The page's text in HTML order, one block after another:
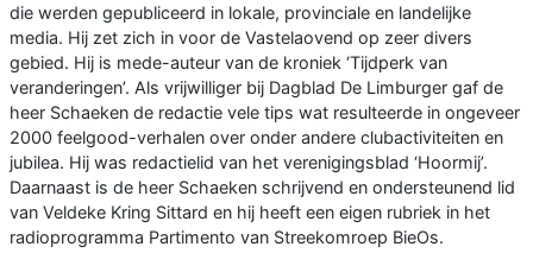
die werden gepubliceerd in lokale, provinciale en landelijke
media. Hij zet zich in voor de Vastelaovend op zeer divers
gebied. Hij is mede-auteur van de kroniek ‘Tijdperk van
veranderingen’. Als vrijwilliger bij Dagblad De Limburger gaf de
heer Schaeken de redactie vele tips wat resulteerde in ongeveer
2000 feelgood-verhalen over onder andere clubactiviteiten en
jubilea. Hij was redactielid van het verenigingsblad ‘Hoormij’.
Daarnaast is de heer Schaeken schrijvend en ondersteunend lid
van Veldeke Kring Sittard en hij heeft een eigen rubriek in het
radioprogramma Partimento van Streekomroep BieOs.